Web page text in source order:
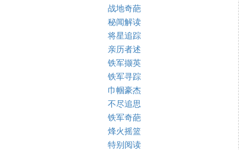
战地奇葩
秘闻解读
将星追踪
亲历者述
铁军撷英
铁军寻踪
巾帼豪杰
不尽追思
铁军奇葩
烽火摇篮
特别阅读